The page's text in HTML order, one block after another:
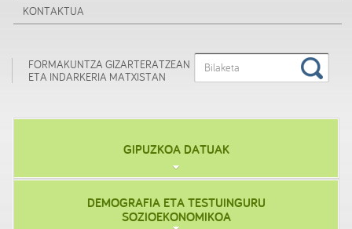
KONTAKTUA
FORMAKUNTZA GIZARTERATZEAN
ETA INDARKERIA MATXISTAN
GIPUZKOA DATUAK
DEMOGRAFIA ETA TESTUINGURU
SOZIOEKONOMIKOA